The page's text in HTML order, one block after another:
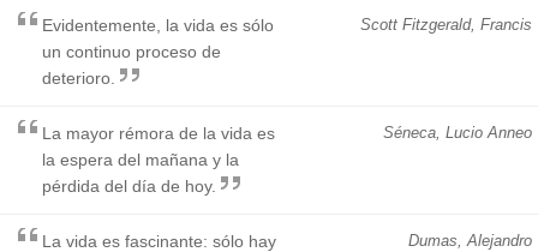
Scott Fitzgerald, Francis
Evidentemente, la vida es sólo
un continuo proceso de
deterioro.
Séneca, Lucio Anneo
La mayor rémora de la vida es
la espera del mañana y la
pérdida del día de hoy.
Dumas, Alejandro
La vida es fascinante: sólo hay